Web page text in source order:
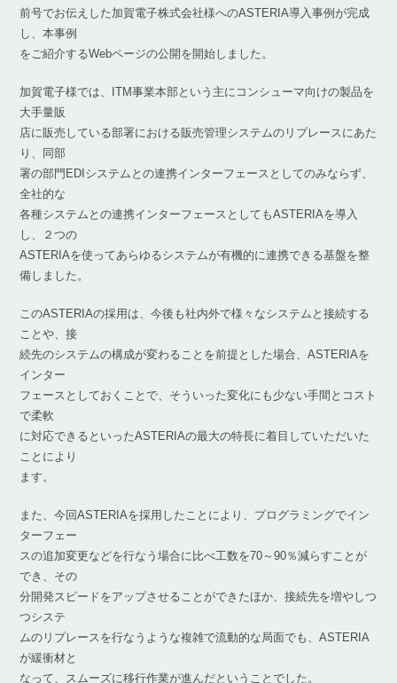
前号でお伝えした加賀電子株式会社様へのASTERIA導入事例が完成
し、本事例
をご紹介するWebページの公開を開始しました。
加賀電子様では、ITM事業本部という主にコンシューマ向けの製品を
大手量販
店に販売している部署における販売管理システムのリプレースにあた
り、同部
署の部門EDIシステムとの連携インターフェースとしてのみならず、
全社的な
各種システムとの連携インターフェースとしてもASTERIAを導入
し、２つの
ASTERIAを使ってあらゆるシステムが有機的に連携できる基盤を整
備しました。
このASTERIAの採用は、今後も社内外で様々なシステムと接続する
ことや、接
続先のシステムの構成が変わることを前提とした場合、ASTERIAを
インター
フェースとしておくことで、そういった変化にも少ない手間とコスト
で柔軟
に対応できるといったASTERIAの最大の特長に着目していただいた
ことにより
ます。
また、今回ASTERIAを採用したことにより、プログラミングでイン
ターフェー
スの追加変更などを行なう場合に比べ工数を70～90％減らすことが
でき、その
分開発スピードをアップさせることができたほか、接続先を増やしつ
つシステ
ムのリプレースを行なうような複雑で流動的な局面でも、ASTERIA
が緩衝材と
なって、スムーズに移行作業が進んだということでした。